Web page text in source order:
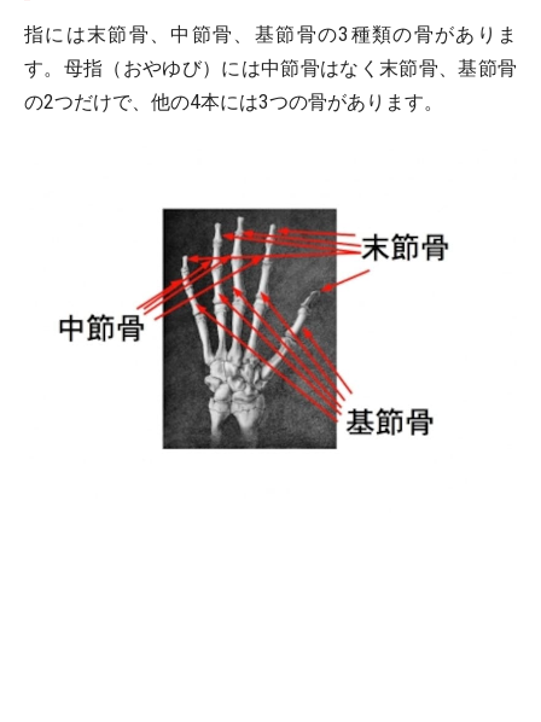
指には末節骨、中節骨、基節骨の3種類の骨がありま
す。母指（おやゆび）には中節骨はなく末節骨、基節骨
の2つだけで、他の4本には3つの骨があります。